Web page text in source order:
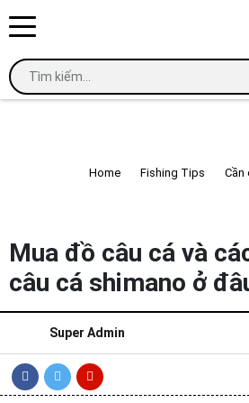
Home Fishing Tips
Cần
Mua đồ câu cá và
câu cá shimano ở
Super Admin